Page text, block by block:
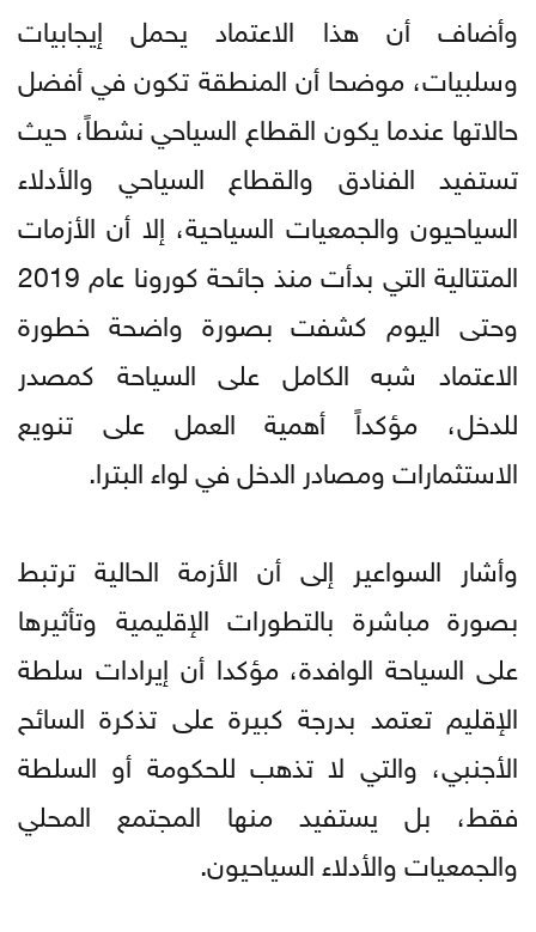
وأضاف أن هذا الاعتماد يحمل إيجابيات
وسلبيات، موضحا أن المنطقة تكون في أفضل
حالاتها عندما يكون القطاع السياحي نشطاً، حيث
تستفيد الفنادق والقطاع السياحي والأدلاء
السياحيون والجمعيات السياحية، إلا أن الأزمات
المتتالية التي بدأت منذ جائحة كورونا عام 2019
وحتى اليوم كشفت بصورة واضحة خطورة
الاعتماد شبه الكامل على السياحة كمصدر
للدخل، مؤكداً أهمية العمل على تنويع
الاستثمارات ومصادر الدخل في لواء البترا.
وأشار السواعير إلى أن الأزمة الحالية ترتبط
بصورة مباشرة بالتطورات الإقليمية وتأثيرها
على السياحة الوافدة، مؤكدا أن إيرادات سلطة
الإقليم تعتمد بدرجة كبيرة على تذكرة السائح
الأجنبي، والتي لا تذهب للحكومة أو السلطة
فقط، بل يستفيد منها المجتمع المحلي
والجمعيات والأدلاء السياحيون.